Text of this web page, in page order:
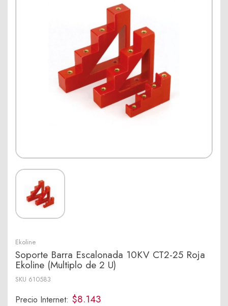
Ekoline
Soporte Barra Escalonada 10KV CT2-25 Roja
Ekoline (Multiplo de 2 U)
SKU 610583
Precio Internet: $8.143